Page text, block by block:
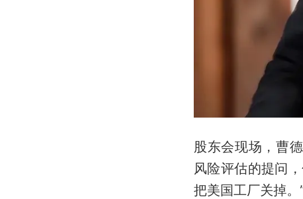
股东会现场，曹
风险评估的提问
把美国工厂关掉。